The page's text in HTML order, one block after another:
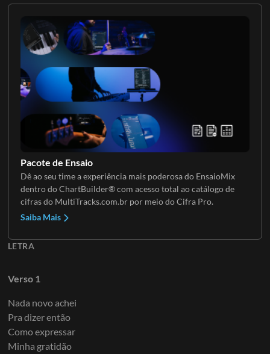
Guitarra 4
Guitarra 5
Pacote de Ensaio
Dê ao seu time a experiência mais poderosa do EnsaioMix
dentro do ChartBuilder® com acesso total ao catálogo de
cifras do MultiTracks.com.br por meio do Cifra Pro.
Saiba Mais
LETRA
Verso 1
Nada novo achei
Pra dizer então
Como expressar
Minha gratidão